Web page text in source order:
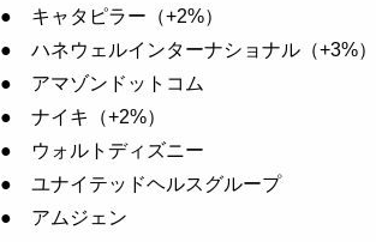
● キャタピラー（+2%）
● ハネウェルインターナショナル（+3%）
● アマゾンドットコム
● ナイキ（+2%）
● ウォルトディズニー
● ユナイテッドヘルスグループ
● アムジェン